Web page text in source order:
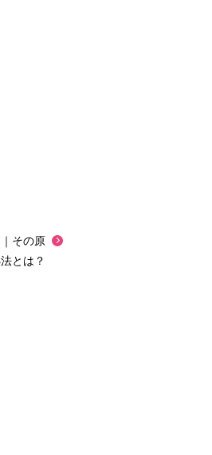
その原
とは？